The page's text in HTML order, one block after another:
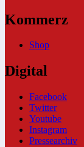
Kommerz
Shop
Digital
Facebook
Twitter
Youtube
Instagram
Pressearchiv